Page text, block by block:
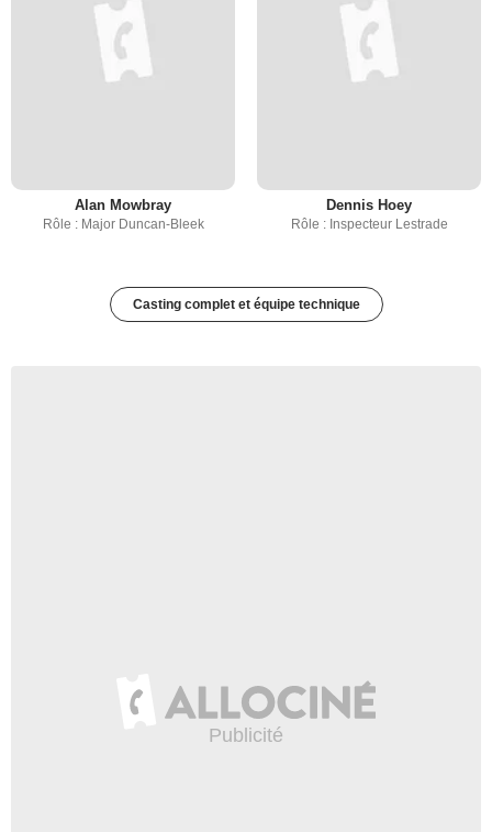
Alan Mowbray
Rôle : Major Duncan-Bleek
Dennis Hoey
Rôle : Inspecteur Lestrade
Casting complet et équipe technique